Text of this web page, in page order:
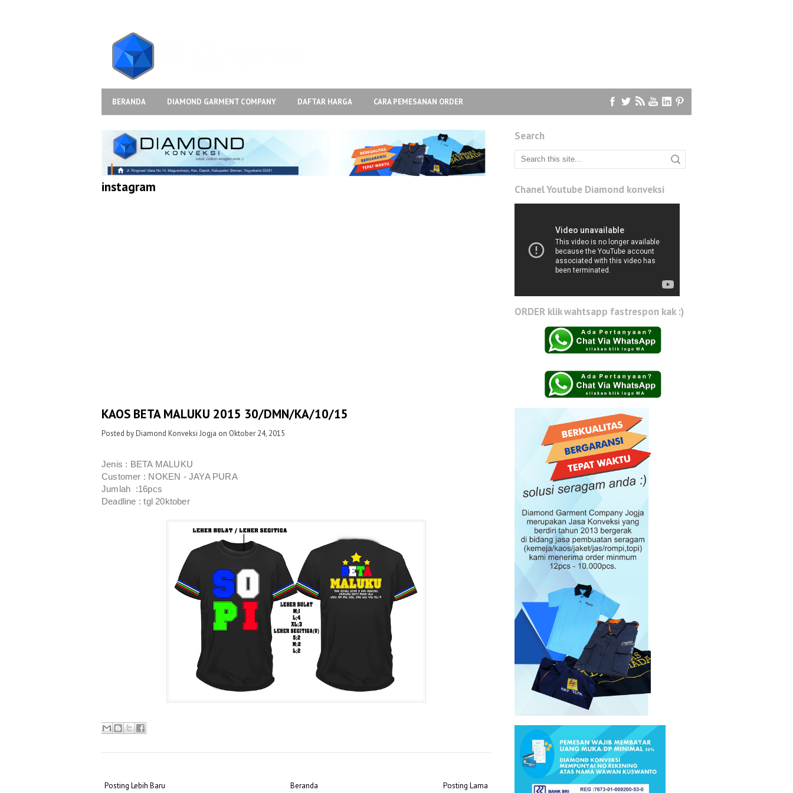
BERANDA DIAMOND GARMENT COMPANY DAFTAR HARGA CARA PEMESANAN ORDER
instagram
KAOS BETA MALUKU 2015 30/DMN/KA/10/15
Posted by Diamond Konveksi Jogja on Oktober 24, 2015
Jenis : BETA MALUKU
Customer : NOKEN - JAYA PURA
Jumlah :16pcs
Deadline : tgl 20ktober
Posting Lebih Baru Posting Lama
Beranda
Search
Chanel Youtube Diamond konveksi
ORDER klik wahtsapp fastrespon kak :)